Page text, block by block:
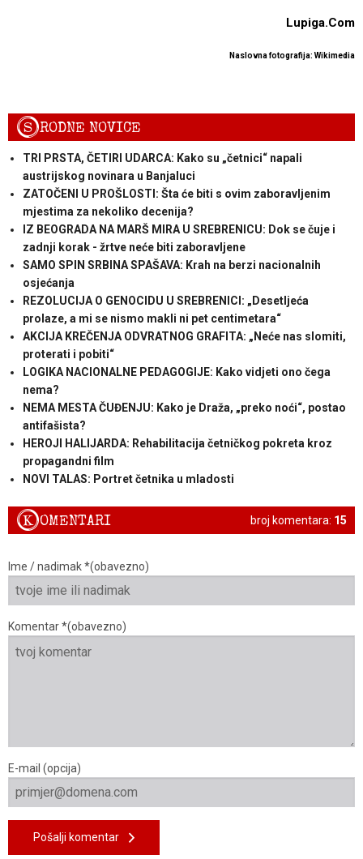
Lupiga.Com
Naslovna fotografija: Wikimedia
SRODNE NOVICE
TRI PRSTA, ČETIRI UDARCA: Kako su „četnici“ napali
austrijskog novinara u Banjaluci
ZATOČENI U PROŠLOSTI: Šta će biti s ovim zaboravljenim
mjestima za nekoliko decenija?
IZ BEOGRADA NA MARŠ MIRA U SREBRENICU: Dok se čuje i
zadnji korak - žrtve neće biti zaboravljene
SAMO SPIN SRBINA SPAŠAVA: Krah na berzi nacionalnih
osjećanja
REZOLUCIJA O GENOCIDU U SREBRENICI: „Desetljeća
prolaze, a mi se nismo makli ni pet centimetara“
AKCIJA KREČENJA ODVRATNOG GRAFITA: „Neće nas slomiti,
proterati i pobiti“
LOGIKA NACIONALNE PEDAGOGIJE: Kako vidjeti ono čega
nema?
NEMA MESTA ČUĐENJU: Kako je Draža, „preko noći“, postao
antifašista?
HEROJI HALIJARDA: Rehabilitacija četničkog pokreta kroz
propagandni film
NOVI TALAS: Portret četnika u mladosti
broj komentara: 15
KOMENTARI
Ime / nadimak *(obavezno)
Komentar *(obavezno)
E-mail (opcija)
Pošalji komentar